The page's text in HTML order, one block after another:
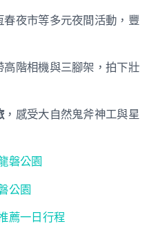
夜市等多元夜間活動，豐
階相機與三腳架，拍下壯
，感受大自然鬼斧神工與星
磐公園
公園
薦一日行程